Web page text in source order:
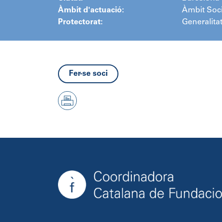
Àmbit d'actuació:
Àmbit
Protectorat:
Fer-se soci